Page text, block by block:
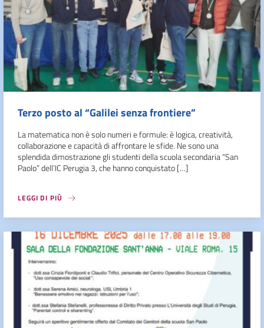
Terzo posto al “Galilei senza frontiere”
La matematica non è solo numeri e formule: è logica, creatività,
collaborazione e capacità di affrontare le sfide. Ne sono una
splendida dimostrazione gli studenti della scuola secondaria “San
Paolo” dell’IC Perugia 3, che hanno conquistato […]
LEGGI DI PIÙ